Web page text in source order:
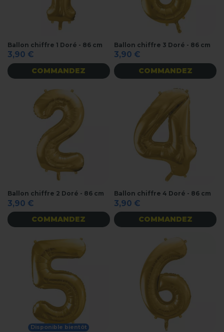
Ballon chiffre 1 Doré - 86 cm
3,90 €
COMMANDEZ
Ballon chiffre 3 Doré - 86 cm
3,90 €
COMMANDEZ
Ballon chiffre 2 Doré - 86 cm
3,90 €
COMMANDEZ
Ballon chiffre 4 Doré - 86 cm
3,90 €
COMMANDEZ
Disponible bientôt